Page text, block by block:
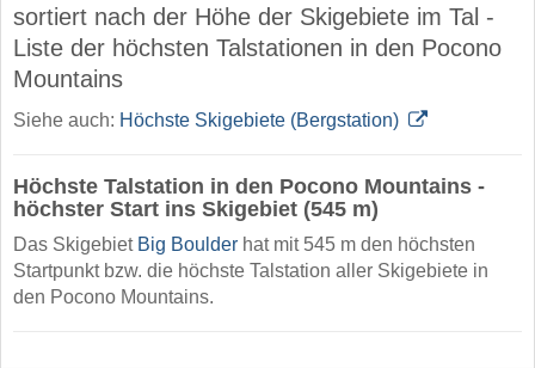
sortiert nach der Höhe der Skigebiete im Tal -
Liste der höchsten Talstationen in den Pocono
Mountains
Siehe auch: Höchste Skigebiete (Bergstation)
Höchste Talstation in den Pocono Mountains -
höchster Start ins Skigebiet (545 m)
Das Skigebiet Big Boulder hat mit 545 m den höchsten
Startpunkt bzw. die höchste Talstation aller Skigebiete in
den Pocono Mountains.